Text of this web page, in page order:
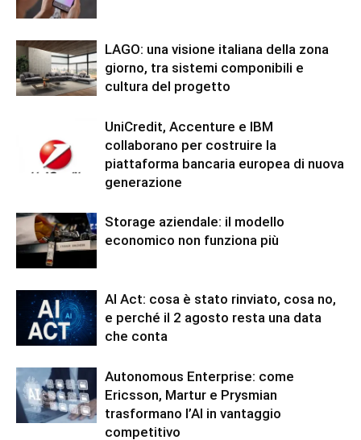
LAGO: una visione italiana della zona
giorno, tra sistemi componibili e
cultura del progetto
UniCredit, Accenture e IBM
collaborano per costruire la
piattaforma bancaria europea di nuova
generazione
Storage aziendale: il modello
economico non funziona più
AI Act: cosa è stato rinviato, cosa no,
e perché il 2 agosto resta una data
che conta
Autonomous Enterprise: come
Ericsson, Martur e Prysmian
trasformano l’AI in vantaggio
competitivo